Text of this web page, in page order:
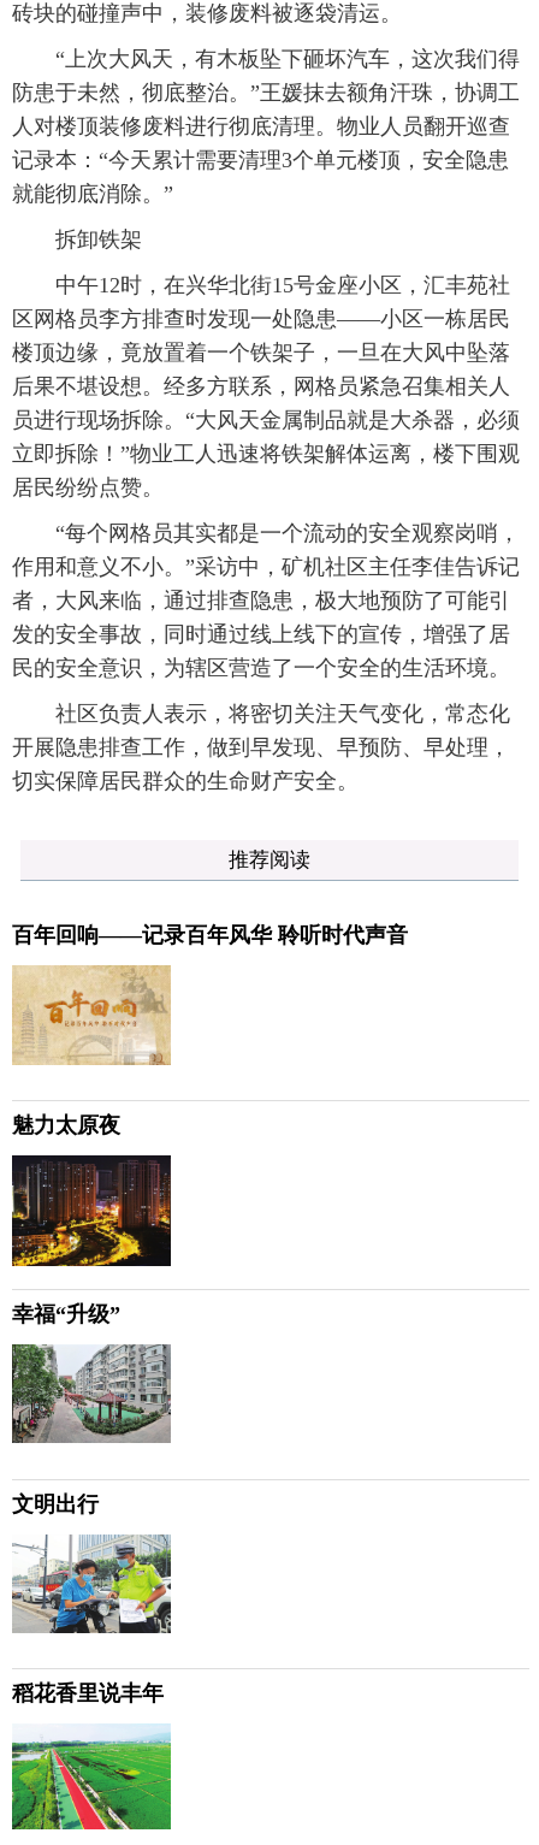
砖块的碰撞声中，装修废料被逐袋清运。
“上次大风天，有木板坠下砸坏汽车，这次我们得
防患于未然，彻底整治。”王媛抹去额角汗珠，协调工
人对楼顶装修废料进行彻底清理。物业人员翻开巡查
记录本：“今天累计需要清理3个单元楼顶，安全隐患
就能彻底消除。”
拆卸铁架
中午12时，在兴华北街15号金座小区，汇丰苑社
区网格员李方排查时发现一处隐患——小区一栋居民
楼顶边缘，竟放置着一个铁架子，一旦在大风中坠落
后果不堪设想。经多方联系，网格员紧急召集相关人
员进行现场拆除。“大风天金属制品就是大杀器，必须
立即拆除！”物业工人迅速将铁架解体运离，楼下围观
居民纷纷点赞。
“每个网格员其实都是一个流动的安全观察岗哨，
作用和意义不小。”采访中，矿机社区主任李佳告诉记
者，大风来临，通过排查隐患，极大地预防了可能引
发的安全事故，同时通过线上线下的宣传，增强了居
民的安全意识，为辖区营造了一个安全的生活环境。
社区负责人表示，将密切关注天气变化，常态化
开展隐患排查工作，做到早发现、早预防、早处理，
切实保障居民群众的生命财产安全。
推荐阅读
百年回响——记录百年风华 聆听时代声音
魅力太原夜
幸福“升级”
文明出行
稻花香里说丰年